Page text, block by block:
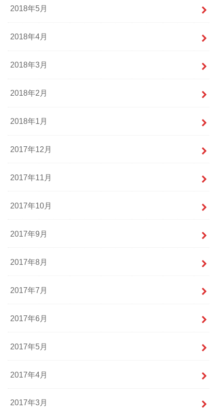
2018年5月
2018年4月
2018年3月
2018年2月
2018年1月
2017年12月
2017年11月
2017年10月
2017年9月
2017年8月
2017年7月
2017年6月
2017年5月
2017年4月
2017年3月